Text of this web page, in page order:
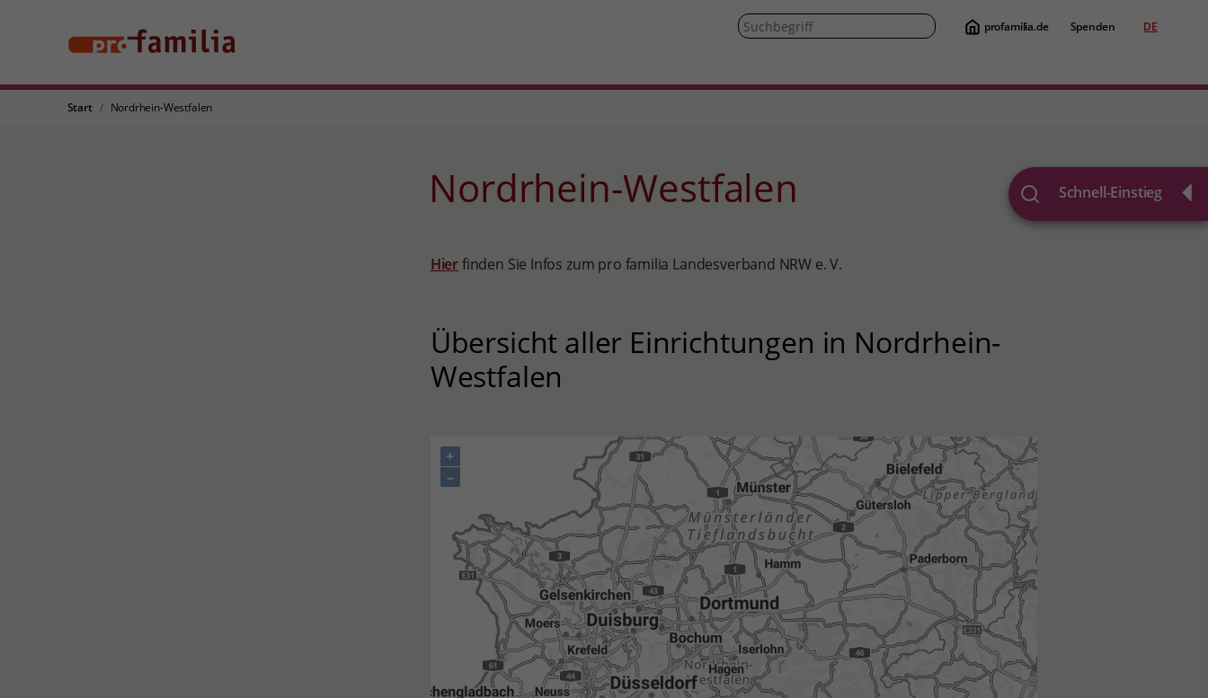
profamilia.de Spenden DE
Start Nordrhein-Westfalen
Schnell-Einstieg
Nordrhein-Westfalen
Hierfinden Sie Infos zum pro familia Landesverband NRW e. V.
Übersicht aller Einrichtungen in Nordrhein-
Westfalen
+
–